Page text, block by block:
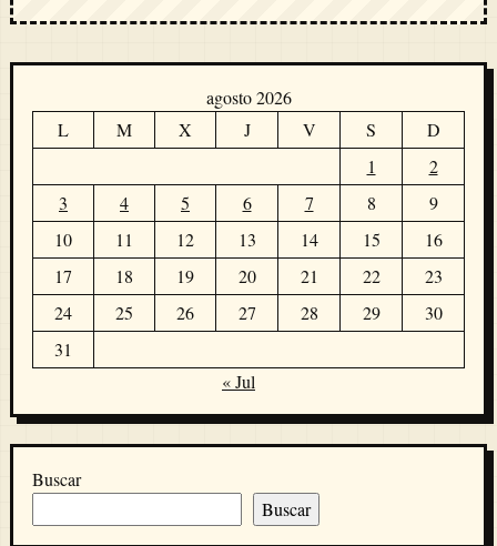
agosto 2026
L
M X J V S
D
1
2
3
4 5 6 7 8
9
10
11 12 13 14 15
16
17
18 19 20 21 22
23
24
25 26 27 28 29
30
31
« Jul
Buscar
Buscar